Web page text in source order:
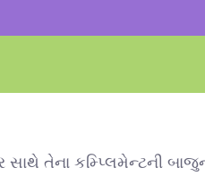
તેના કમ્પ્લિમેન્ટની